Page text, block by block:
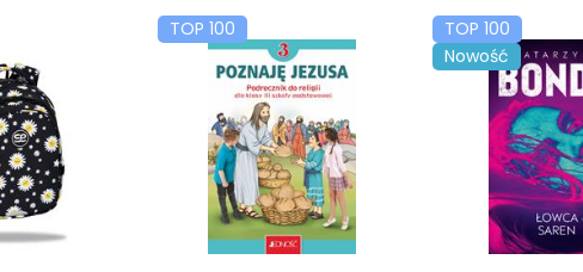
TOP 100
TOP 100
Nowość